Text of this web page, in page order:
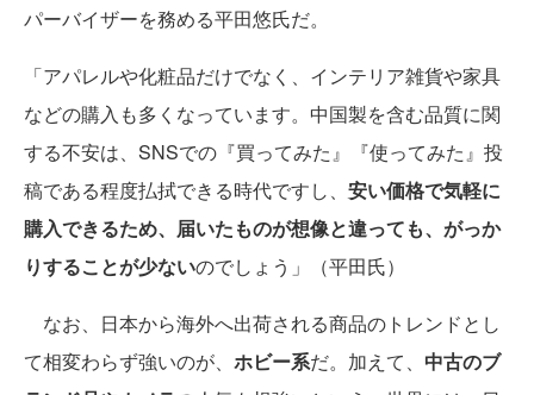
パーバイザーを務める平田悠氏だ。
「アパレルや化粧品だけでなく、インテリア雑貨や家具
などの購入も多くなっています。中国製を含む品質に関
する不安は、SNSでの『買ってみた』『使ってみた』投
稿である程度払拭できる時代ですし、 安い価格で気軽に
購入できるため、届いたものが想像と違っても、がっか
りすることが少ないのでしょう」（平田氏）
なお、日本から海外へ出荷される商品のトレンドとし
て相変わらず強いのが、 ホビー系だ。加えて、 中古のブ